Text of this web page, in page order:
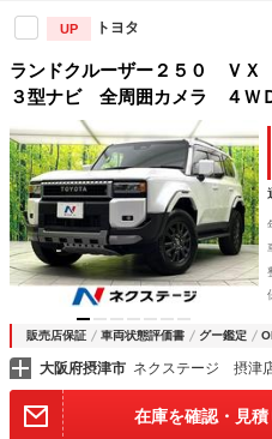
UP トヨタ
ランドクルーザー２５０ Ｖ
３型ナビ 全周囲カメラ ４
デジタルインナーミラー パ
レーダークルーズコントロー
販売店保証 車両状態評価書 グー鑑定
大阪府摂津市 ネクステージ 摂津
在庫を確認・見